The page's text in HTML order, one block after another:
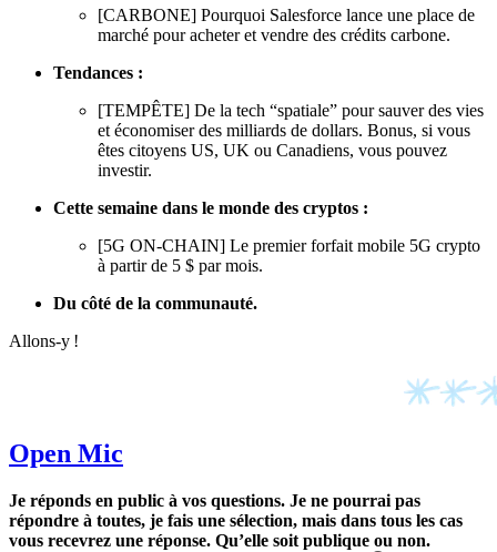
[CARBONE] Pourquoi Salesforce lance une place de
marché pour acheter et vendre des crédits carbone.
Tendances :
[TEMPÊTE] De la tech “spatiale” pour sauver des vies
et économiser des milliards de dollars. Bonus, si vous
êtes citoyens US, UK ou Canadiens, vous pouvez
investir.
Cette semaine dans le monde des cryptos :
[5G ON-CHAIN] Le premier forfait mobile 5G crypto
à partir de 5 $ par mois.
Du côté de la communauté.
Allons-y !
Open Mic
Je réponds en public à vos questions. Je ne pourrai pas
répondre à toutes, je fais une sélection, mais dans tous les cas
vous recevrez une réponse. Qu’elle soit publique ou non.